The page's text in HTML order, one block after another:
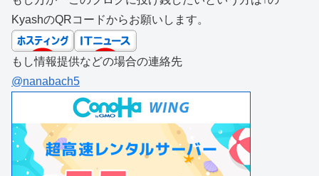
KyashのQRコードからお願いします。
もし情報提供などの場合の連絡先
@nanabach5